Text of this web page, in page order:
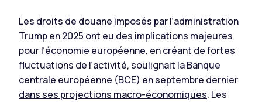
Les droits de douane imposés par l’administration
Trump en 2025 ont eu des implications majeures
pour l’économie européenne, en créant de fortes
fluctuations de l’activité, soulignait la Banque
centrale européenne (BCE) en septembre dernier
dans ses projections macro-économiques. Les